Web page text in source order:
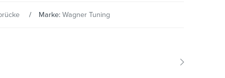
Marke: Wagner Tuning